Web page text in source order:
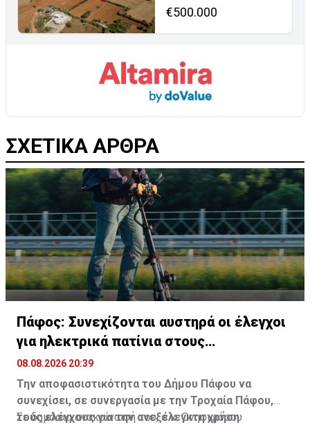
€500.000
ΣΧΕΤΙΚΑ ΑΡΘΡΑ
Πάφος: Συνεχίζονται αυστηρά οι έλεγχοι
για ηλεκτρικά πατίνια στους
πεζόδρομους
08.08.2026 20:39
Την αποφασιστικότητα του Δήμου Πάφου να
συνεχίσει, σε συνεργασία με την Τροχαία Πάφου,
τους ελέγχους για την ανεξέλεγκτη χρήση
Σε δημόσια ανακοίνωσή του, ο κ. Ονησιφόρου